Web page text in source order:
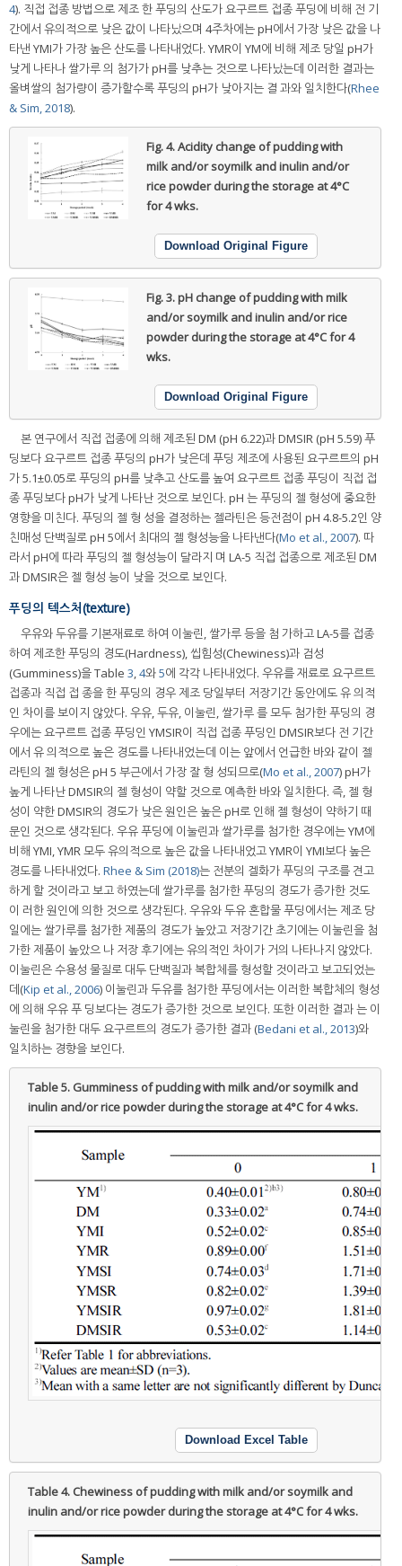
4). 직접 접종 방법으로 제조 한 푸딩의 산도가 요구르트 접종 푸딩에 비해 전 기
간에서 유의적으로 낮은 값이 나타났으며 4주차에는 pH에서 가장 낮은 값을 나
타낸 YMI가 가장 높은 산도를 나타내었다. YMR이 YM에 비해 제조 당일 pH가
낮게 나타나 쌀가루 의 첨가가 pH를 낮추는 것으로 나타났는데 이러한 결과는
올벼쌀의 첨가량이 증가할수록 푸딩의 pH가 낮아지는 결 과와 일치한다(Rhee
& Sim, 2018).
Fig. 4.Acidity change of pudding with
milk and/or soymilk and inulin and/or
rice powder during the storage at 4°C
for 4 wks.
Download Original Figure
Fig. 3.pH change of pudding with milk
and/or soymilk and inulin and/or rice
powder during the storage at 4°C for 4
wks.
Download Original Figure
본 연구에서 직접 접종에 의해 제조된 DM (pH 6.22)과 DMSIR (pH 5.59) 푸
딩보다 요구르트 접종 푸딩의 pH가 낮은데 푸딩 제조에 사용된 요구르트의 pH
가 5.1±0.05로 푸딩의 pH를 낮추고 산도를 높여 요구르트 접종 푸딩이 직접 접
종 푸딩보다 pH가 낮게 나타난 것으로 보인다. pH 는 푸딩의 젤 형성에 중요한
영향을 미친다. 푸딩의 젤 형 성을 결정하는 젤라틴은 등전점이 pH 4.8-5.2인 양
친매성 단백질로 pH 5에서 최대의 젤 형성능을 나타낸다(Mo et al., 2007). 따
라서 pH에 따라 푸딩의 젤 형성능이 달라지 며 LA-5 직접 접종으로 제조된 DM
과 DMSIR은 젤 형성 능이 낮을 것으로 보인다.
푸딩의 텍스처(texture)
우유와 두유를 기본재료로 하여 이눌린, 쌀가루 등을 첨 가하고 LA-5를 접종
하여 제조한 푸딩의 경도(Hardness), 씹힘성(Chewiness)과 검성
(Gumminess)을 Table 3,4와5에 각각 나타내었다. 우유를 재료로 요구르트
접종과 직접 접 종을 한 푸딩의 경우 제조 당일부터 저장기간 동안에도 유 의적
인 차이를 보이지 않았다. 우유, 두유, 이눌린, 쌀가루 를 모두 첨가한 푸딩의 경
우에는 요구르트 접종 푸딩인 YMSIR이 직접 접종 푸딩인 DMSIR보다 전 기간
에서 유 의적으로 높은 경도를 나타내었는데 이는 앞에서 언급한 바와 같이 젤
라틴의 젤 형성은 pH 5 부근에서 가장 잘 형 성되므로(Mo et al., 2007) pH가
높게 나타난 DMSIR의 젤 형성이 약할 것으로 예측한 바와 일치한다. 즉, 젤 형
성이 약한 DMSIR의 경도가 낮은 원인은 높은 pH로 인해 젤 형성이 약하기 때
문인 것으로 생각된다. 우유 푸딩에 이눌린과 쌀가루를 첨가한 경우에는 YM에
비해 YMI, YMR 모두 유의적으로 높은 값을 나타내었고 YMR이 YMI보다 높은
경도를 나타내었다. Rhee & Sim (2018)는 전분의 겔화가 푸딩의 구조를 견고
하게 할 것이라고 보고 하였는데 쌀가루를 첨가한 푸딩의 경도가 증가한 것도
이 러한 원인에 의한 것으로 생각된다. 우유와 두유 혼합물 푸딩에서는 제조 당
일에는 쌀가루를 첨가한 제품의 경도가 높았고 저장기간 초기에는 이눌린을 첨
가한 제품이 높았으 나 저장 후기에는 유의적인 차이가 거의 나타나지 않았다.
이눌린은 수용성 물질로 대두 단백질과 복합체를 형성할 것이라고 보고되었는
데(Kip et al., 2006) 이눌린과 두유를 첨가한 푸딩에서는 이러한 복합체의 형성
에 의해 우유 푸 딩보다는 경도가 증가한 것으로 보인다. 또한 이러한 결과 는 이
눌린을 첨가한 대두 요구르트의 경도가 증가한 결과 (Bedani et al., 2013)와
일치하는 경향을 보인다.
Table 5. Gumminess of pudding with milk and/or soymilk and
inulin and/or rice powder during the storage at 4°C for 4 wks.
Download Excel Table
Table 4. Chewiness of pudding with milk and/or soymilk and
inulin and/or rice powder during the storage at 4°C for 4 wks.